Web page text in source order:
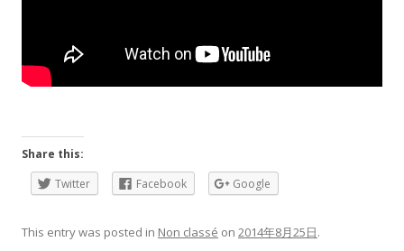
Share this:
Twitter
Facebook Google
This entry was posted in Non classé on 2014年8月25日.